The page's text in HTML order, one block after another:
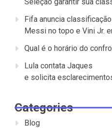
Fifa anuncia
Messi no topo e Vini Jr.
Qual é o horário do
Lula contata Jaques
e solicita
Categories
Blog